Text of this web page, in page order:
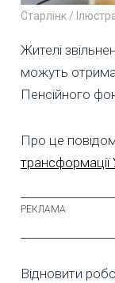
Старлінк /
Жителі
можуть
Пенсійного
Про це
трансформації
Відновити